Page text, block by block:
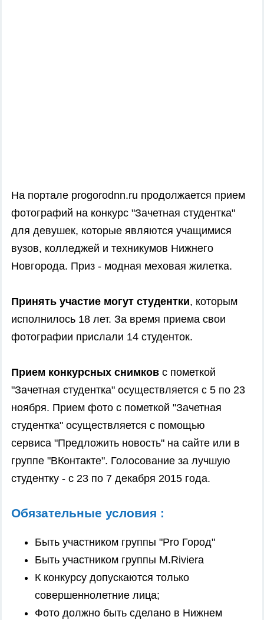
На портале progorodnn.ru продолжается прием
фотографий на конкурс "Зачетная студентка"
для девушек, которые являются учащимися
вузов, колледжей и техникумов Нижнего
Новгорода. Приз - модная меховая жилетка.
Принять участие могут студентки, которым
исполнилось 18 лет. За время приема свои
фотографии прислали 14 студенток.
Прием конкурсных снимков с пометкой
"Зачетная студентка" осуществляется с 5 по 23
ноября. Прием фото с пометкой "Зачетная
студентка" осуществляется с помощью
сервиса "Предложить новость" на сайте или в
группе "ВКонтакте". Голосование за лучшую
студентку - с 23 по 7 декабря 2015 года.
Обязательные условия :
Быть участником группы "Pro Город"
Быть участником группы M.Riviera
К конкурсу допускаются только
совершеннолетние лица;
Фото должно быть сделано в Нижнем